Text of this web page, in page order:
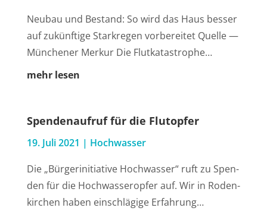
Neu­bau und Bestand: So wird das Haus bes­ser
auf zukünf­ti­ge Stark­re­gen vor­be­rei­tet Quel­le —
Mün­che­ner Mer­kur Die Flutkatastrophe…
mehr lesen
Spen­den­auf­ruf für die Flutopfer
19. Juli 2021 | Hoch­was­ser
Die „Bür­ger­initia­ti­ve Hoch­was­ser“ ruft zu Spen­
den für die Hoch­was­ser­op­fer auf. Wir in Roden­
kir­chen haben ein­schlä­gi­ge Erfahrung…